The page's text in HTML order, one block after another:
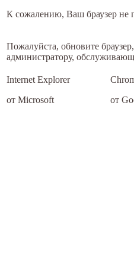
К сожалению, Ваш браузер не
Пожалуйста, обновите
администратору,
Internet Explorer
от Microsoft
от